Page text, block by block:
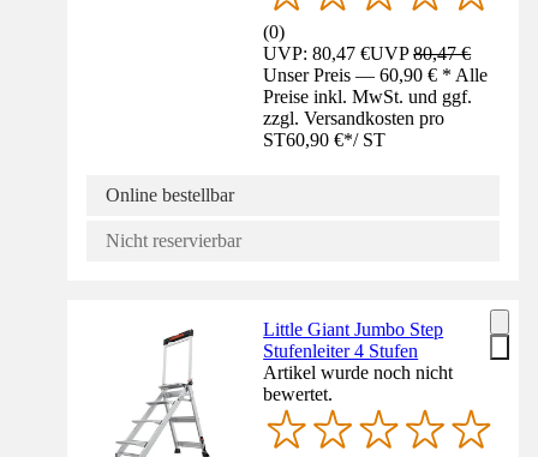
(0)
UVP: 80,47 €UVP80,47 €
Unser Preis — 60,90 € * Alle
Preise inkl. MwSt. und ggf.
zzgl. Versandkosten pro
ST60,90 €*/ ST
Online bestellbar
Nicht reservierbar
Little Giant Jumbo Step
Stufenleiter 4 Stufen
Artikel wurde noch nicht
bewertet.